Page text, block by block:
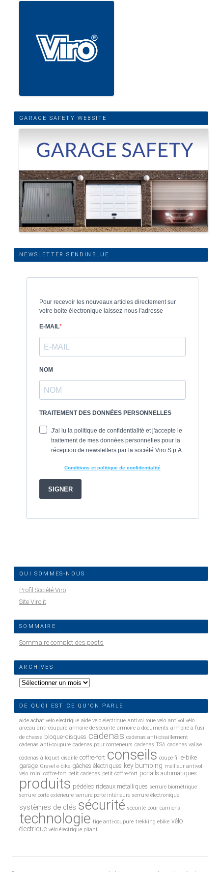
GARAGE SAFETY WEBSITE
NEWSLETTER SENDINBLUE
QUI SOMMES-NOUS
Profil Société Viro
Site Viro.it
SOMMAIRE
Sommaire complet des posts
ARCHIVES
Archives
DE QUOI EST CE QU’ON PARLE
aide achat velo electrique aide velo electrique antivol roue velo antivol vélo
arceau anti-coupure armoire de sécurité armoire à documents armoire à fusil
de chasse bloque-disques cadenas cadenas anti-cisaillement
cadenas anti-coupure cadenas pour conteneurs cadenas TSA cadenas valise
cadenas à loquet cisaille coffre-fort conseils coupe-fil e-bike
garage Gravel e-bike gâches électriques key bumping meilleur antivol
velo mini coffre-fort petit cadenas petit coffre-fort portails automatiques
produits pédélec rideaux métalliques serrure biométrique
serrure porte extérieure serrure porte intérieure serrure électronique
systèmes de clés sécurité sécurité pour camions
technologie tige anti-coupure trekking ebike vélo
électrique vélo électrique pliant